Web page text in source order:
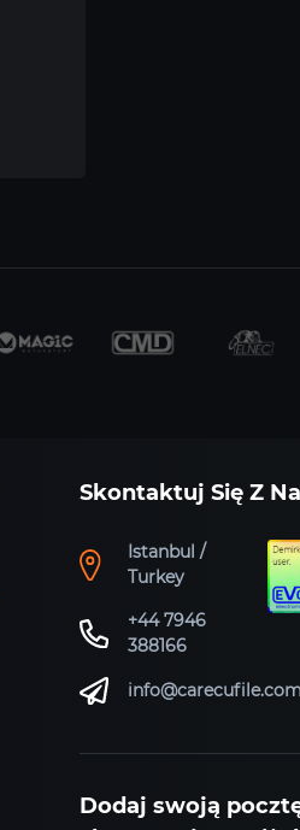
Skontaktuj Się Z
Istanbul /
Turkey
+44 7946
388166
info@carecufile.com
Dodaj swoją